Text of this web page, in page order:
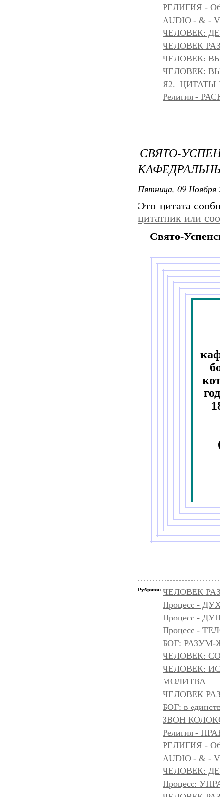
РЕЛИГИЯ -
AUDIO - & -
ЧЕЛОВЕК:
ЧЕЛОВЕК
ЧЕЛОВЕК:
ЧЕЛОВЕК:
Религия -
СВЯТО-
Пятница, 09 Ноября
Это цитата
цитатник или
Свято-
Рубрики: ЧЕЛОВЕК
Процесс -
Процесс -
Процесс -
БОГ:
ЧЕЛОВЕК:
ЧЕЛОВЕК:
МОЛИТВА
ЧЕЛОВЕК
БОГ: в
ЗВОН
Религия -
РЕЛИГИЯ -
AUDIO - & -
ЧЕЛОВЕК:
Процесс: